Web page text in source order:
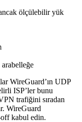
ölçülebilir yük
arabelleğe
WireGuard’ın UDP
ISP’ler bunu
trafiğini sıradan
WireGuard
off kabul edin.